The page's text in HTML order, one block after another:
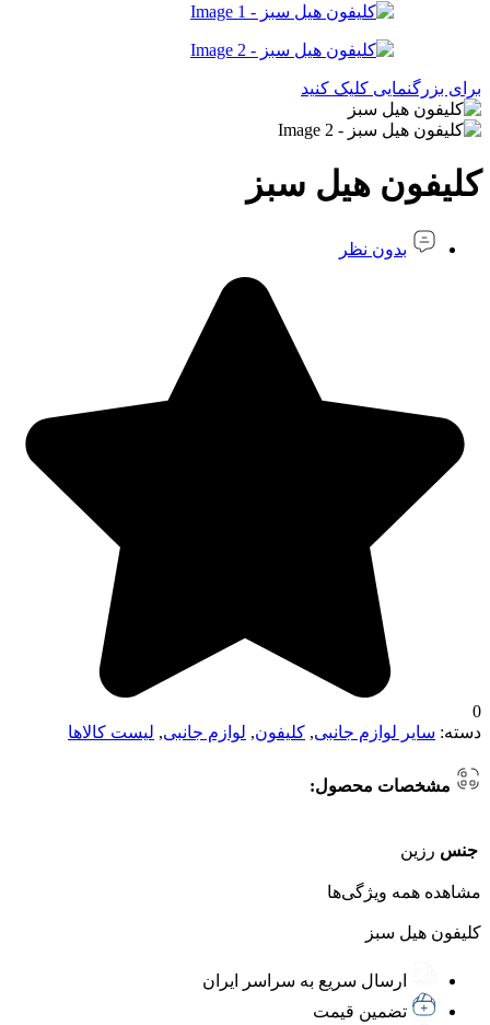
برای بزرگنمایی کلیک کنید
کلیفون هیل سبز
بدون نظر
0
دسته: سایر لوازم جانبی, کلیفون, لوازم جانبی, لیست کالاها
مشخصات محصول:
جنس رزین
مشاهده همه ویژگی‌ها
کلیفون هیل سبز
ارسال سریع به سراسر ایران
تضمین قیمت